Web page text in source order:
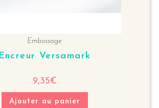
Embossage
Encreur Versamark
9,35€
Ajouter au panier